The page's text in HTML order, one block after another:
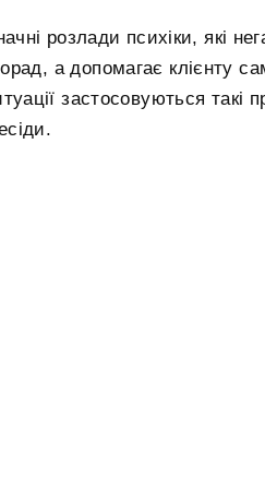
розлади психіки, які
а допомагає клієнту
застосовуються такі